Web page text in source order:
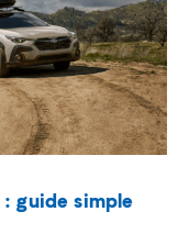
guide simple